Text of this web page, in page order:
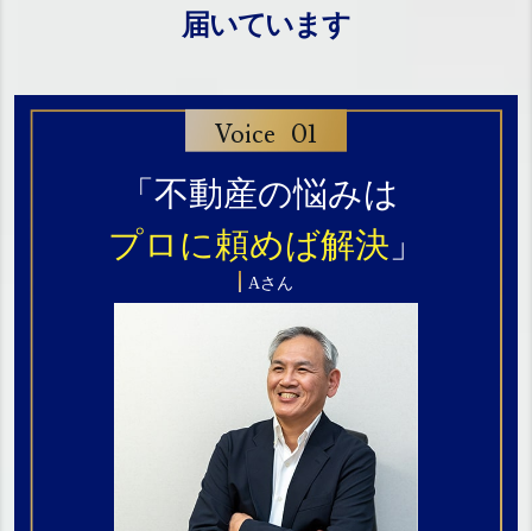
届いています
Voice 01
「不動産の悩みは
プロに頼めば解決 」
Aさん